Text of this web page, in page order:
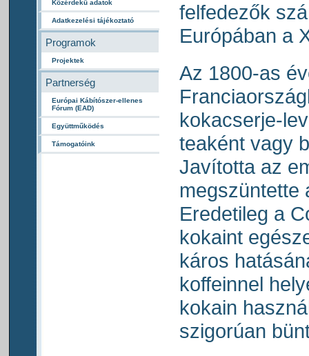
Közérdekű adatok
Adatkezelési tájékoztató
Programok
Projektek
Partnerség
Európai Kábítószer-ellenes
Fórum (EAD)
Együttműködés
Támogatóink
felfedezők
Európában a
Az 1800-as
kokacserje-
teaként vagy
Javította az
megszüntette
Eredetileg a
kokaint
káros
koffeinnel
kokain
szigorúan